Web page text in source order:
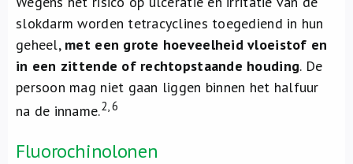
slokdarm worden tetracyclines toegediend in hun
geheel, met een grote hoeveelheid vloeistof en
in een zittende of rechtopstaande houding. De
persoon mag niet gaan liggen binnen het halfuur
na de inname.2, 6
Fluorochinolonen